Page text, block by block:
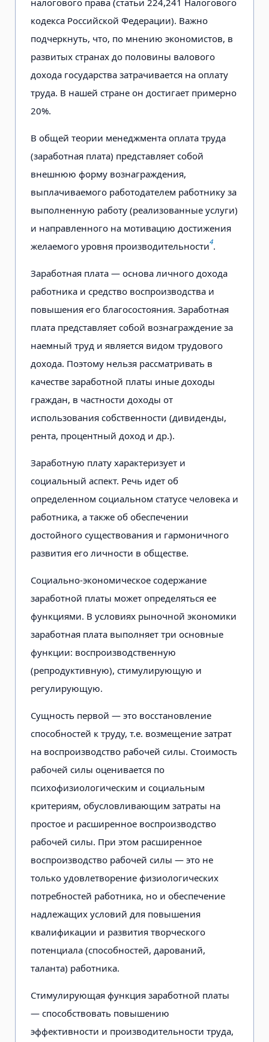
кодекса Российской Федерации). Важно
подчеркнуть, что, по мнению экономистов, в
развитых странах до половины валового
дохода государства затрачивается на оплату
труда. В нашей стране он достигает примерно
20%.
В общей теории менеджмента оплата труда
(заработная плата) представляет собой
внешнюю форму вознаграждения,
выплачиваемого работодателем работнику за
выполненную работу (реализованные услуги)
и направленного на мотивацию достижения
желаемого уровня производительности4.
Заработная плата — основа личного дохода
работника и средство воспроизводства и
повышения его благосостояния. Заработная
плата представляет собой вознаграждение за
наемный труд и является видом трудового
дохода. Поэтому нельзя рассматривать в
качестве заработной платы иные доходы
граждан, в частности доходы от
использования собственности (дивиденды,
рента, процентный доход и др.).
Заработную плату характеризует и
социальный аспект. Речь идет об
определенном социальном статусе человека и
работника, а также об обеспечении
достойного существования и гармоничного
развития его личности в обществе.
Социально-экономическое содержание
заработной платы может определяться ее
функциями. В условиях рыночной экономики
заработная плата выполняет три основные
функции: воспроизводственную
(репродуктивную), стимулирующую и
регулирующую.
Сущность первой — это восстановление
способностей к труду, т.е. возмещение затрат
на воспроизводство рабочей силы. Стоимость
рабочей силы оценивается по
психофизиологическим и социальным
критериям, обусловливающим затраты на
простое и расширенное воспроизводство
рабочей силы. При этом расширенное
воспроизводство рабочей силы — это не
только удовлетворение физиологических
потребностей работника, но и обеспечение
надлежащих условий для повышения
квалификации и развития творческого
потенциала (способностей, дарований,
таланта) работника.
Стимулирующая функция заработной платы
— способствовать повышению
эффективности и производительности труда,